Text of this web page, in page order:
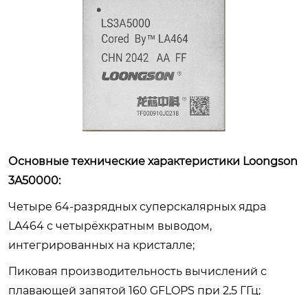
Основные технические характеристики Loongson
3A50000:
Четыре 64-разрядных суперскалярных ядра
LA464 с четырёхкратным выводом,
интегрированных на кристалле;
Пиковая производительность вычислений с
плавающей запятой 160 GFLOPS при 2,5 ГГц;